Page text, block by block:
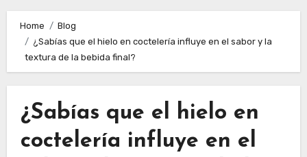
Home
Blog
¿Sabías que el hielo en coctelería influye en el sabor y la
textura de la bebida final?
¿Sabías que el hielo en
coctelería influye en el